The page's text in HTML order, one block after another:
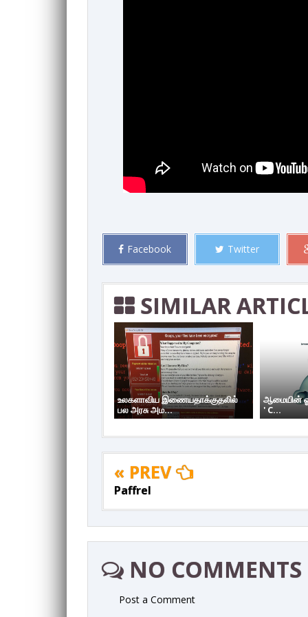
Facebook Twitter
SIMILAR
உலகளாவிய இணையதாக்குதலில்
பல அரசு அம...
ஆமையின்
' C...
« PREV
Paffrel
NO COMMENTS
Post a Comment